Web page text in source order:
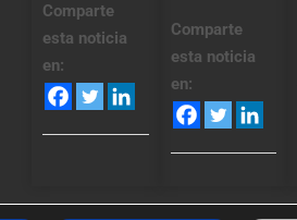
Comparte
esta noticia
en:
Comparte
esta noticia
en: